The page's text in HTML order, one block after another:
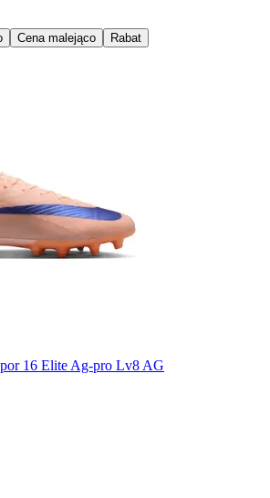
Cena malejąco Rabat
16 Elite Ag-pro Lv8 AG